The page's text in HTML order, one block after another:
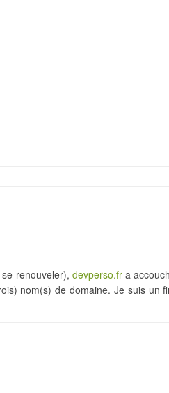
renouveler), devperso.fra
nom(s) de domaine. Je suis un